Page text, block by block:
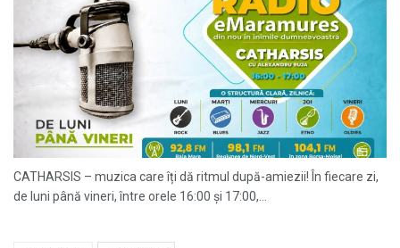
CATHARSIS – muzica care îți dă ritmul după-amiezii! În fiecare zi,
de luni până vineri, între orele 16:00 și 17:00,...